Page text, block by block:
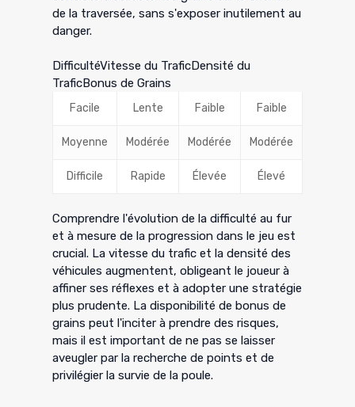
de la traversée, sans s'exposer inutilement au
danger.
DifficultéVitesse du TraficDensité du
TraficBonus de Grains
Facile Lente Faible Faible
Moyenne Modérée Modérée Modérée
Difficile Rapide Élevée Élevé
Comprendre l'évolution de la difficulté au fur
et à mesure de la progression dans le jeu est
crucial. La vitesse du trafic et la densité des
véhicules augmentent, obligeant le joueur à
affiner ses réflexes et à adopter une stratégie
plus prudente. La disponibilité de bonus de
grains peut l'inciter à prendre des risques,
mais il est important de ne pas se laisser
aveugler par la recherche de points et de
privilégier la survie de la poule.